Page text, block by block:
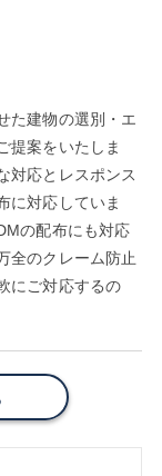
た建物の選別・エ
提案をいたしま
対応とレスポンス
に対応していま
の配布にも対応
全のクレーム防止
にご対応するの